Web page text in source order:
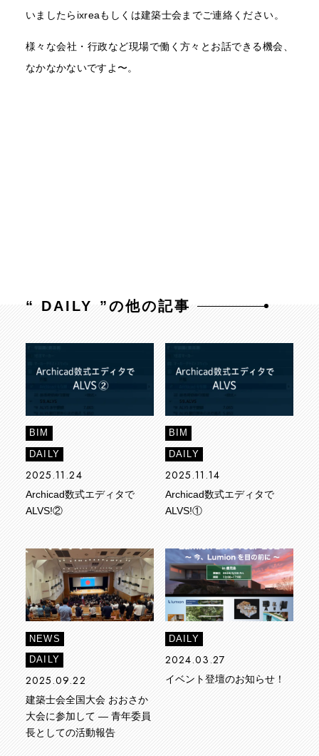
いましたらixreaもしくは建築士会までご連絡ください。
様々な会社・行政など現場で働く方々とお話できる機会、
なかなかないですよ〜。
“DAILY ”の他の記事
BIM
DAILY
2025.11.24
Archicad数式エディタで
ALVS!②
BIM
DAILY
2025.11.14
Archicad数式エディタで
ALVS!①
NEWS
DAILY
2025.09.22
建築士会全国大会 おおさか
大会に参加して ― 青年委員
長としての活動報告
DAILY
2024.03.27
イベント登壇のお知らせ！